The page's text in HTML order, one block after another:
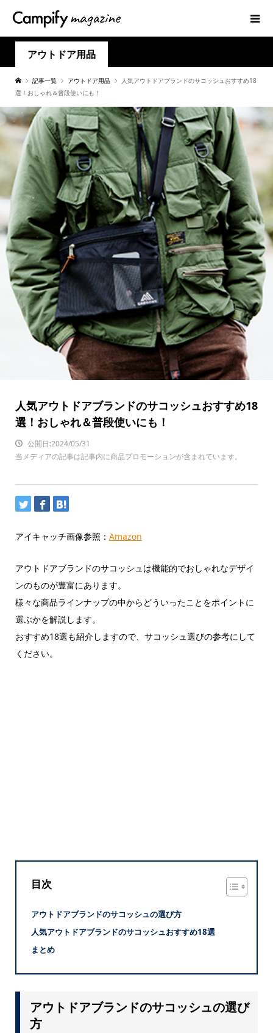
アウトドア用品
記事一覧 アウトドア用品
人気アウトドアブランドのサコッシュおすすめ18
選！おしゃれ＆普段使いにも！
人気アウトドアブランドのサコッシュおすすめ18
選！おしゃれ＆普段使いにも！
公開日:2024/05/31
当メディアの記事は記事内に商品プロモーションが含まれています。
アイキャッチ画像参照： Amazon
アウトドアブランドのサコッシュは機能的でおしゃれなデザイ
ンのものが豊富にあります。
様々な商品ラインナップの中からどういったことをポイントに
選ぶかを解説します。
おすすめ18選も紹介しますので、サコッシュ選びの参考にして
ください。
目次
アウトドアブランドのサコッシュの選び方
人気アウトドアブランドのサコッシュおすすめ18選
まとめ
アウトドアブランドのサコッシュの選び
方